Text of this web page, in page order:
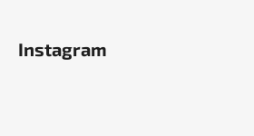
Instagram